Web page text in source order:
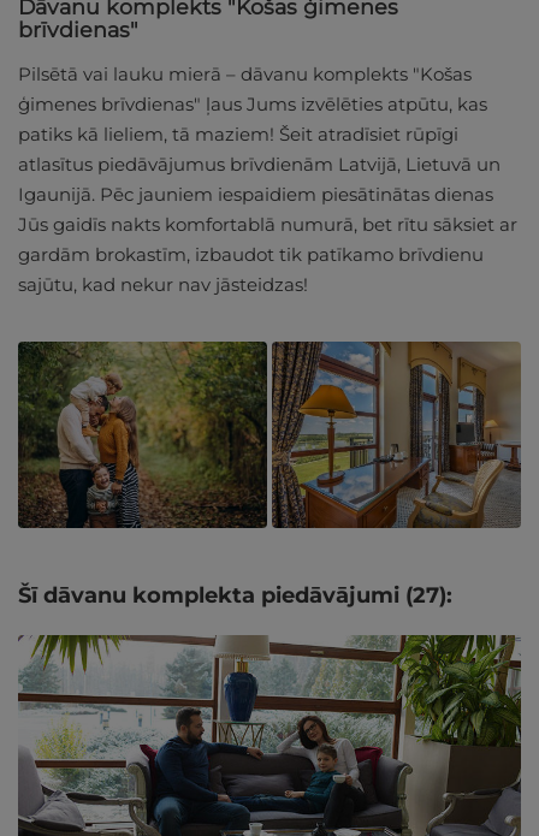
Dāvanu komplekts "Košas ģimenes
brīvdienas"
Pilsētā vai lauku mierā – dāvanu komplekts "Košas
ģimenes brīvdienas" ļaus Jums izvēlēties atpūtu, kas
patiks kā lieliem, tā maziem! Šeit atradīsiet rūpīgi
atlasītus piedāvājumus brīvdienām Latvijā, Lietuvā un
Igaunijā. Pēc jauniem iespaidiem piesātinātas dienas
Jūs gaidīs nakts komfortablā numurā, bet rītu sāksiet ar
gardām brokastīm, izbaudot tik patīkamo brīvdienu
sajūtu, kad nekur nav jāsteidzas!
Šī dāvanu komplekta piedāvājumi (27):